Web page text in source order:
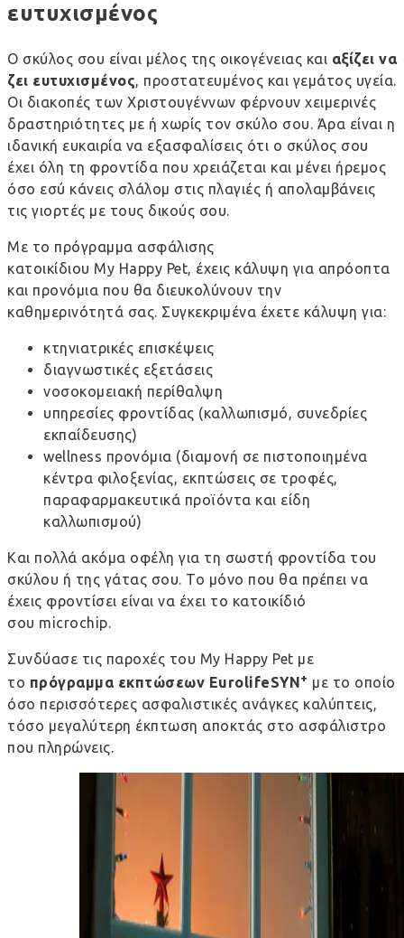
ευτυχισμένος
Ο σκύλος σου είναι μέλος της οικογένειας και αξίζει να
ζει ευτυχισμένος, προστατευμένος και γεμάτος υγεία.
Οι διακοπές των Χριστουγέννων φέρνουν χειμερινές
δραστηριότητες με ή χωρίς τον σκύλο σου. Άρα είναι η
ιδανική ευκαιρία να εξασφαλίσεις ότι ο σκύλος σου
έχει όλη τη φροντίδα που χρειάζεται και μένει ήρεμος
όσο εσύ κάνεις σλάλομ στις πλαγιές ή απολαμβάνεις
τις γιορτές με τους δικούς σου.
Με το πρόγραμμα ασφάλισης
κατοικίδιου My Happy Pet, έχεις κάλυψη για απρόοπτα
και προνόμια που θα διευκολύνουν την
καθημερινότητά σας. Συγκεκριμένα έχετε κάλυψη για:
κτηνιατρικές επισκέψεις
διαγνωστικές εξετάσεις
νοσοκομειακή περίθαλψη
υπηρεσίες φροντίδας (καλλωπισμό, συνεδρίες
εκπαίδευσης)
wellness προνόμια (διαμονή σε πιστοποιημένα
κέντρα φιλοξενίας, εκπτώσεις σε τροφές,
παραφαρμακευτικά προϊόντα και είδη
καλλωπισμού)
Και πολλά ακόμα οφέλη για τη σωστή φροντίδα του
σκύλου ή της γάτας σου. Το μόνο που θα πρέπει να
έχεις φροντίσει είναι να έχει το κατοικίδιό
σου microchip.
Συνδύασε τις παροχές του My Happy Pet με
το πρόγραμμα εκπτώσεων EurolifeSYN + με το οποίο
όσο περισσότερες ασφαλιστικές ανάγκες καλύπτεις,
τόσο μεγαλύτερη έκπτωση αποκτάς στο ασφάλιστρο
που πληρώνεις.